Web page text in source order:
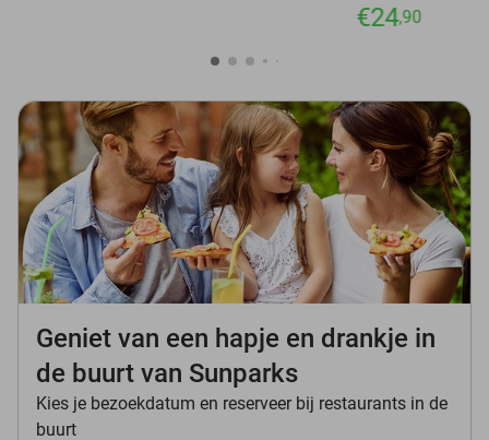
€24,90
Geniet van een hapje en drankje in
de buurt van Sunparks
Kies je bezoekdatum en reserveer bij restaurants in de
buurt